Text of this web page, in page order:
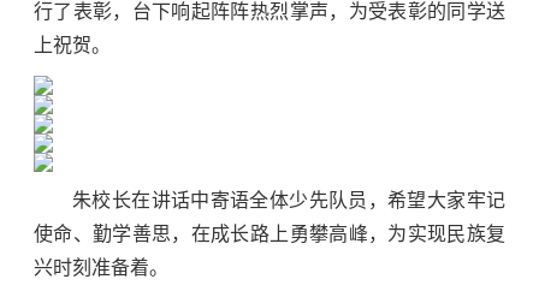
行了表彰，台下响起阵阵热烈掌声，为受表彰的同学送
上祝贺。
朱校长在讲话中寄语全体少先队员，希望大家牢记
使命、勤学善思，在成长路上勇攀高峰，为实现民族复
兴时刻准备着。